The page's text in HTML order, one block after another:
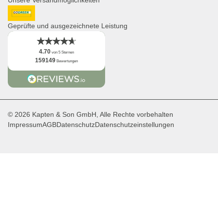
Newsletter
App
DHL GoGreen
Geprüfte und ausgezeichnete Leistung
4.70 von 5 Sternen
159149 Bewertungen
© 2026 Kapten & Son GmbH, Alle Rechte vorbehalten
ImpressumAGBDatenschutzDatenschutzeinstellungen